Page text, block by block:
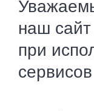
наш сайт
при
сервисов